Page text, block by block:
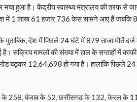
मचा हुआ है। केंद्रीय स्वास्थ्य मंत्रालय की तरफ से
में 1 लाख 61 हजार 736 केस सामने आए हैं जबकि
देश में पिछले 24 घंटे में 879 ताजा मौतें दर्ज
सक्रिय मामलों की संख्या में हाल के सप्ताहों में
बढ़कर 12,64,698 हो गया है। हालांकि पिछले
के 258, पंजाब के 52, छत्तीसगढ के 132, केरल के